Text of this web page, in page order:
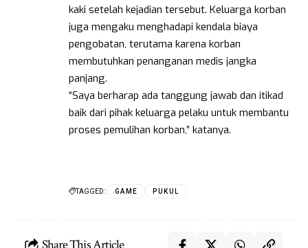
kaki setelah kejadian tersebut. Keluarga korban
juga mengaku menghadapi kendala biaya
pengobatan, terutama karena korban
membutuhkan penanganan medis jangka
panjang.
“Saya berharap ada tanggung jawab dan itikad
baik dari pihak keluarga pelaku untuk membantu
proses pemulihan korban,” katanya.
TAGGED: GAME PUKUL